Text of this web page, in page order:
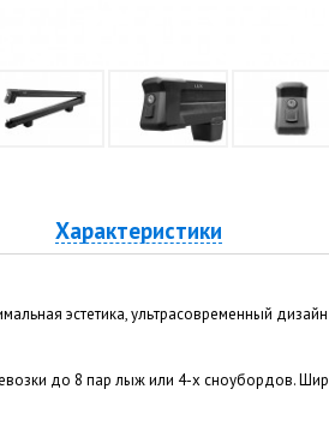
Характеристики
эстетика, ультрасовременный
до 8 пар лыж или 4-х сноубордов.